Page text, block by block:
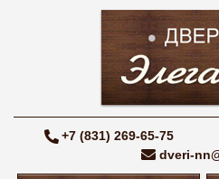
+7 (831) 269-65-75
dveri-